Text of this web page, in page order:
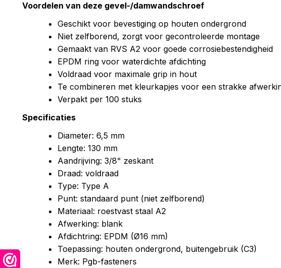
Voordelen van deze gevel-/damwandschroef
Geschikt voor bevestiging op houten ondergrond
Niet zelfborend, zorgt voor gecontroleerde montage
Gemaakt van RVS A2 voor goede corrosiebestendigheid
EPDM ring voor waterdichte afdichting
Voldraad voor maximale grip in hout
Te combineren met kleurkapjes voor een strakke
Verpakt per 100 stuks
Specificaties
Diameter: 6,5 mm
Lengte: 130 mm
Aandrijving: 3/8" zeskant
Draad: voldraad
Type: Type A
Punt: standaard punt (niet zelfborend)
Materiaal: roestvast staal A2
Afwerking: blank
Afdichtring: EPDM (Ø16 mm)
Toepassing: houten ondergrond, buitengebruik (C3)
Merk: Pgb-fasteners